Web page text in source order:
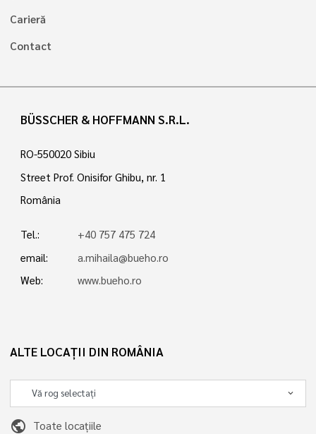
Carieră
Contact
BÜSSCHER & HOFFMANN S.R.L.
RO-550020 Sibiu
Street Prof. Onisifor Ghibu, nr. 1
România
Tel.:
+40 757 475 724
email:
a.mihaila@bueho.ro
Web:
www.bueho.ro
ALTE LOCAȚII DIN ROMÂNIA
public Toate locațiile